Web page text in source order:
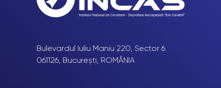
Bulevardul Iuliu Maniu 220, Sector 6
061126, București, ROMÂNIA